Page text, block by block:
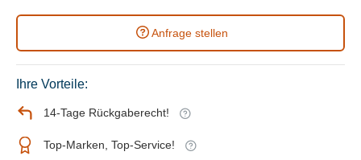
Anfrage stellen
Ihre Vorteile:
14-Tage Rückgaberecht!
Top-Marken, Top-Service!